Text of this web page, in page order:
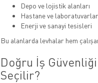
Depo ve lojistik alanları
Hastane ve laboratuvarlar
Enerji ve sanayi tesisleri
Bu alanlarda levhalar hem
Doğru İş Güvenliği
Seçilir?